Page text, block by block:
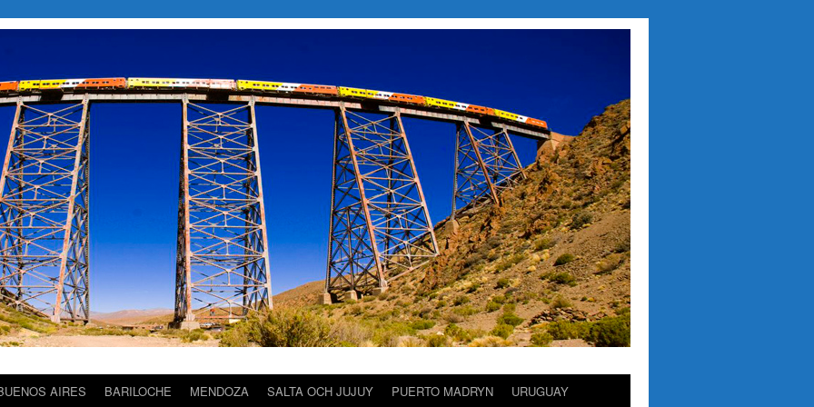
AIRES BARILOCHE MENDOZA SALTA OCH JUJUY PUERTO MADRYN URUGUAY